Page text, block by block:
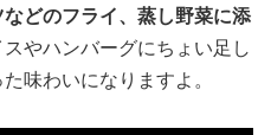
どのフライ、蒸し野菜に添
やハンバーグにちょい足し
味わいになりますよ。